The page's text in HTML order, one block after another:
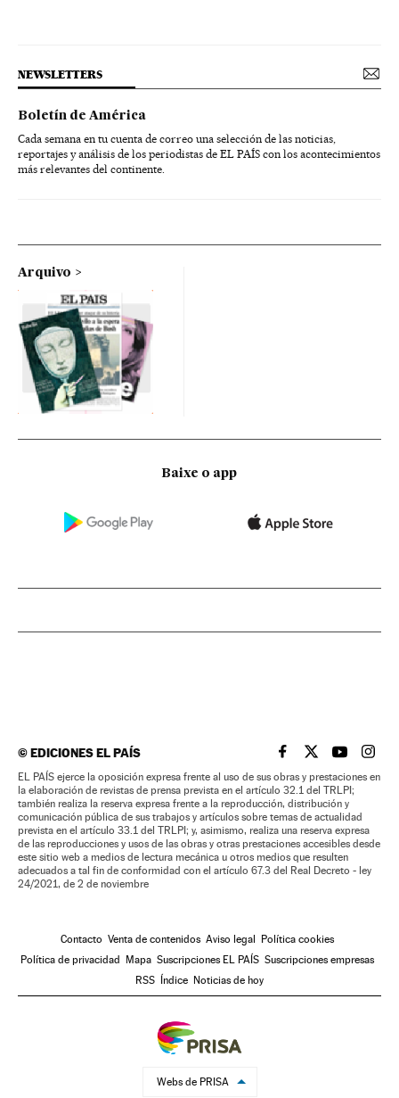
NEWSLETTERS
Boletín de América
Cada semana en tu cuenta de correo una selección de las noticias,
reportajes y análisis de los periodistas de EL PAÍS con los acontecimientos
más relevantes del continente.
Arquivo
Baixe o app
©EDICIONES EL PAÍS EL PAÍS BRASIL EN
EL PAÍSEL PAÍS
EL
EL PAÍS ejerce la oposición expresa frente al uso de sus obras y prestaciones en
la elaboración de revistas de prensa prevista en el artículo 32.1 del TRLPI;
también realiza la reserva expresa frente a la reproducción, distribución y
comunicación pública de sus trabajos y artículos sobre temas de actualidad
prevista en el artículo 33.1 del TRLPI; y, asimismo, realiza una reserva expresa
de las reproducciones y usos de las obras y otras prestaciones accesibles desde
este sitio web a medios de lectura mecánica u otros medios que resulten
adecuados a tal fin de conformidad con el artículo 67.3 del Real Decreto - ley
24/2021, de 2 de noviembre
Contacto Venta de contenidos Aviso legal
Política cookies
Política de privacidad
Mapa Suscripciones EL PAÍS Suscripciones empresas
RSS
Índice Noticias de hoy
Webs de PRISA